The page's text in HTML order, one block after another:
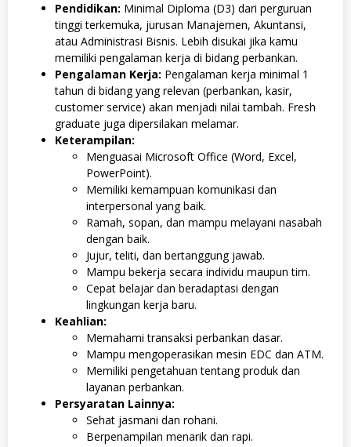
Pendidikan: Minimal Diploma (D3) dari perguruan
tinggi terkemuka, jurusan Manajemen, Akuntansi,
atau Administrasi Bisnis. Lebih disukai jika kamu
memiliki pengalaman kerja di bidang perbankan.
Pengalaman Kerja: Pengalaman kerja minimal 1
tahun di bidang yang relevan (perbankan, kasir,
customer service) akan menjadi nilai tambah. Fresh
graduate juga dipersilakan melamar.
Keterampilan:
Menguasai Microsoft Office (Word, Excel,
PowerPoint).
Memiliki kemampuan komunikasi dan
interpersonal yang baik.
Ramah, sopan, dan mampu melayani nasabah
dengan baik.
Jujur, teliti, dan bertanggung jawab.
Mampu bekerja secara individu maupun tim.
Cepat belajar dan beradaptasi dengan
lingkungan kerja baru.
Keahlian:
Memahami transaksi perbankan dasar.
Mampu mengoperasikan mesin EDC dan ATM.
Memiliki pengetahuan tentang produk dan
layanan perbankan.
Persyaratan Lainnya:
Sehat jasmani dan rohani.
Berpenampilan menarik dan rapi.